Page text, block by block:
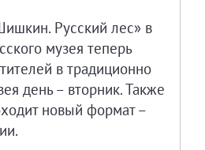
Русский лес» в
музея теперь
в традиционно
день – вторник. Также
новый формат –